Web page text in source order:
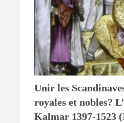
Unir les
royales et nobles?
Kalmar 1397-1523